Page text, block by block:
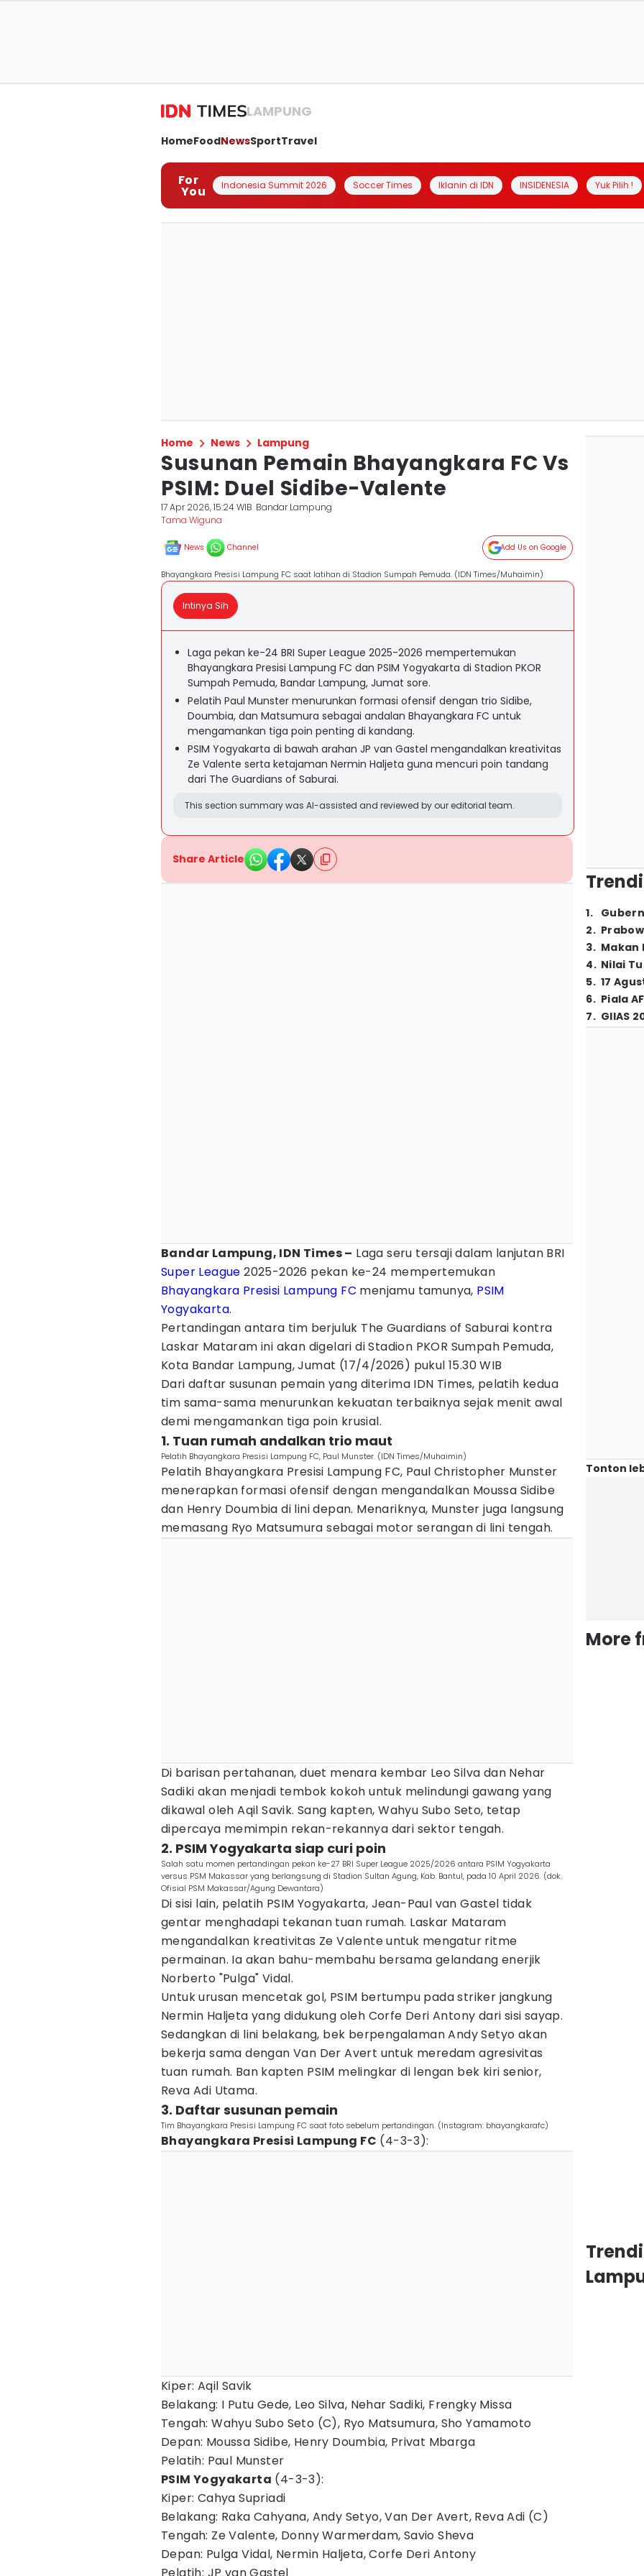
LAMPUNG
HomeFoodNewsSportTravel
For
You Indonesia Summit 2026 Soccer Times Iklanin di IDN INSIDENESIA Yuk Pilih !
Home News Lampung
Susunan Pemain Bhayangkara FC Vs
PSIM: Duel Sidibe-Valente
17 Apr 2026, 15:24 WIB Bandar Lampung
Tama Wiguna
News Channel Add Us on Google
Bhayangkara Presisi Lampung FC saat latihan di Stadion Sumpah Pemuda. (IDN Times/Muhaimin)
Intinya Sih
Laga pekan ke-24 BRI Super League 2025-2026 mempertemukan
Bhayangkara Presisi Lampung FC dan PSIM Yogyakarta di Stadion PKOR
Sumpah Pemuda, Bandar Lampung, Jumat sore.
Pelatih Paul Munster menurunkan formasi ofensif dengan trio Sidibe,
Doumbia, dan Matsumura sebagai andalan Bhayangkara FC untuk
mengamankan tiga poin penting di kandang.
PSIM Yogyakarta di bawah arahan JP van Gastel mengandalkan kreativitas
Ze Valente serta ketajaman Nermin Haljeta guna mencuri poin tandang
dari The Guardians of Saburai.
This section summary was AI-assisted and reviewed by our editorial team.
Share Article
Bandar Lampung, IDN Times – Laga seru tersaji dalam lanjutan BRI
Super League 2025-2026 pekan ke-24 mempertemukan
Bhayangkara Presisi Lampung FC menjamu tamunya, PSIM
Yogyakarta.
Pertandingan antara tim berjuluk The Guardians of Saburai kontra
Laskar Mataram ini akan digelari di Stadion PKOR Sumpah Pemuda,
Kota Bandar Lampung, Jumat (17/4/2026) pukul 15.30 WIB
​Dari daftar susunan pemain yang diterima IDN Times, pelatih kedua
tim sama-sama menurunkan kekuatan terbaiknya sejak menit awal
demi mengamankan tiga poin krusial.
1. ​Tuan rumah andalkan trio maut​
Pelatih Bhayangkara Presisi Lampung FC, Paul Munster. (IDN Times/Muhaimin)
Pelatih Bhayangkara Presisi Lampung FC, Paul Christopher Munster
menerapkan formasi ofensif dengan mengandalkan Moussa Sidibe
dan Henry Doumbia di lini depan. Menariknya, Munster juga langsung
memasang Ryo Matsumura sebagai motor serangan di lini tengah.
​Di barisan pertahanan, duet menara kembar Leo Silva dan Nehar
Sadiki akan menjadi tembok kokoh untuk melindungi gawang yang
dikawal oleh Aqil Savik. Sang kapten, Wahyu Subo Seto, tetap
dipercaya memimpin rekan-rekannya dari sektor tengah.
2. ​PSIM Yogyakarta siap curi poin​
Salah satu momen pertandingan pekan ke-27 BRI Super League 2025/2026 antara PSIM Yogyakarta
versus PSM Makassar yang berlangsung di Stadion Sultan Agung, Kab. Bantul, pada 10 April 2026. (dok.
Ofisial PSM Makassar/Agung Dewantara)
Di sisi lain, pelatih PSIM Yogyakarta, Jean-Paul van Gastel tidak
gentar menghadapi tekanan tuan rumah. Laskar Mataram
mengandalkan kreativitas Ze Valente untuk mengatur ritme
permainan. Ia akan bahu-membahu bersama gelandang enerjik
Norberto "Pulga" Vidal.
​Untuk urusan mencetak gol, PSIM bertumpu pada striker jangkung
Nermin Haljeta yang didukung oleh Corfe Deri Antony dari sisi sayap.
Sedangkan di lini belakang, bek berpengalaman Andy Setyo akan
bekerja sama dengan Van Der Avert untuk meredam agresivitas
tuan rumah. Ban kapten PSIM melingkar di lengan bek kiri senior,
Reva Adi Utama.
3. ​Daftar susunan pemain​
Tim Bhayangkara Presisi Lampung FC saat foto sebelum pertandingan. (Instagram: bhayangkarafc)
Bhayangkara Presisi Lampung FC (4-3-3):
​Kiper: Aqil Savik
​Belakang: I Putu Gede, Leo Silva, Nehar Sadiki, Frengky Missa
​Tengah: Wahyu Subo Seto (C), Ryo Matsumura, Sho Yamamoto
​Depan: Moussa Sidibe, Henry Doumbia, Privat Mbarga
​Pelatih: Paul Munster
PSIM Yogyakarta (4-3-3):
​Kiper: Cahya Supriadi
​Belakang: Raka Cahyana, Andy Setyo, Van Der Avert, Reva Adi (C)
​Tengah: Ze Valente, Donny Warmerdam, Savio Sheva
​Depan: Pulga Vidal, Nermin Haljeta, Corfe Deri Antony
1.
2.
3. Makan
4. Nilai
5. 17
6. Piala
7. GIIAS
Tonton
More